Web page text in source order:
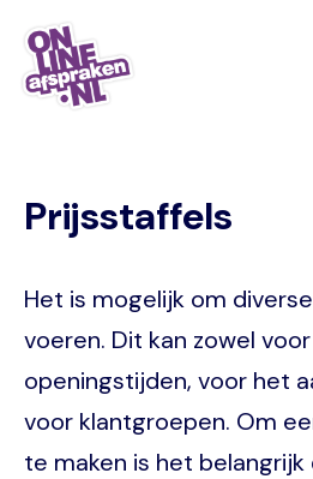
Naar
hoofdinhoud
Prijsstaffels
Het is mogelijk om
voeren. Dit kan zowel
openingstijden, voor het
voor klantgroepen. Om
te maken is het